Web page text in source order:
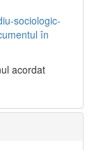
sociologic-
în
acordat